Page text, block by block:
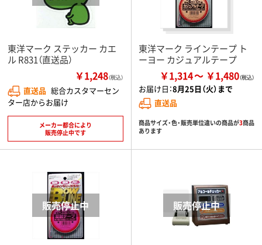
東洋マーク ステッカー カエ
ル R831（直送品）
￥1,248（税込）
直送品 総合カスタマーセン
ター店からお届け
メーカー都合により
販売停止中です
東洋マーク ラインテープ ト
ーヨー カジュアルテープ
￥1,314 ￥1,480
お届け日：8月25日（火）まで
直送品
商品サイズ・色・販売単位違いの商品が3商品
あります